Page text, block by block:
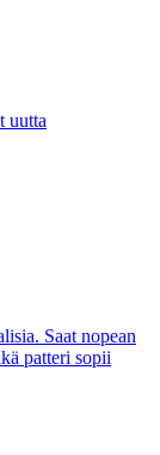
uutta
Saat nopean
patteri sopii